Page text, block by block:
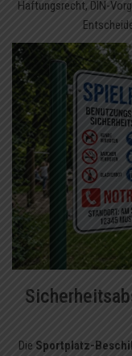
Haftungsrecht, DIN-
Die Sportplatz-